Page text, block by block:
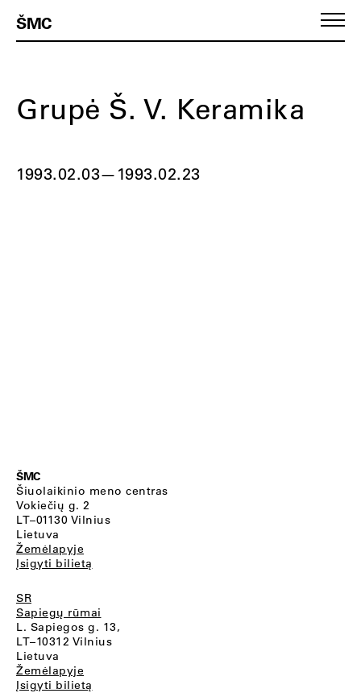
ŠMC
Grupė Š. V. Keramika
1993.02.03— 1993.02.23
ŠMC
Šiuolaikinio meno centras
Vokiečių g. 2
LT–01130 Vilnius
Lietuva
Žemėlapyje
Įsigyti bilietą
SR
Sapiegų rūmai
L. Sapiegos g. 13,
LT–10312 Vilnius
Lietuva
Žemėlapyje
Įsigyti bilietą